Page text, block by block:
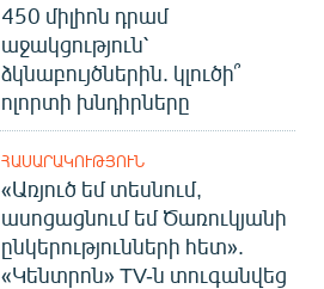
450 միլիոն դրամ
աջակցություն՝
ձկնաբույծներին. կլուծի՞
ոլորտի խնդիրները
ՀԱՍԱՐԱԿՈՒԹՅՈՒՆ
«Առյուծ եմ տեսնում,
ասոցացնում եմ Ծառուկյանի
ընկերությունների հետ».
«Կենտրոն» TV-ն տուգանվեց